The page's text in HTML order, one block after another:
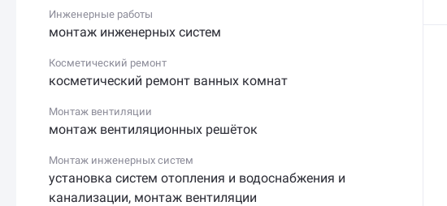
Организацию можно найти по адресу: Россия, Санкт-
Петербург, Большой проспект П.С., 32 (ближайшая
станция метро — Чкаловская). Узнать подробности
можно по телефону +7 (962) 684-65-47 или на веб-
вс: 10:00 - 20:00; по предварительной записи.
Инженерные работы
монтаж инженерных систем
Косметический ремонт
косметический ремонт ванных комнат
Монтаж вентиляции
монтаж вентиляционных решёток
Монтаж инженерных систем
установка систем отопления и водоснабжения и
канализации, монтаж вентиляции